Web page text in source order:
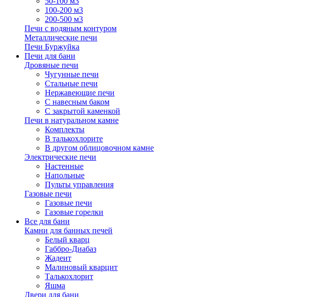
100-200 м3
200-500 м3
Печи с водяным контуром
Металлические печи
Печи Буржуйка
Печи для бани
Дровяные печи
Чугунные печи
Стальные печи
Нержавеющие печи
С навесным баком
С закрытой каменкой
Печи в натуральном камне
Комплекты
В талькохлорите
В другом облицовочном камне
Электрические печи
Настенные
Напольные
Пульты управления
Газовые печи
Газовые печи
Газовые горелки
Все для бани
Камни для банных печей
Белый кварц
Габбро-Диабаз
Жадеит
Малиновый кварцит
Талькохлорит
Яшма
Двери для бани